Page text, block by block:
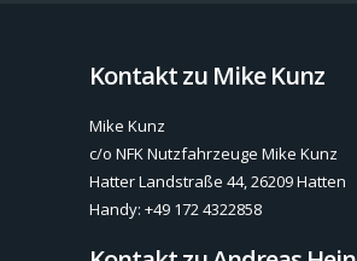
Kontakt zu Mike Kunz
Mike Kunz
c/o NFK Nutzfahrzeuge Mike Kunz
Hatter Landstraße 44, 26209 Hatten
Handy: +49 172 4322858